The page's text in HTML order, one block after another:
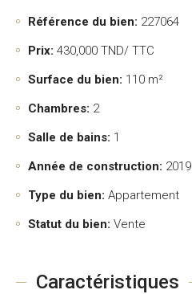
Référence du bien: 227064
Prix: 430,000 TND/ TTC
Surface du bien: 110 m²
Chambres: 2
Salle de bains: 1
Année de construction: 2019
Type du bien: Appartement
Statut du bien: Vente
Caractéristiques